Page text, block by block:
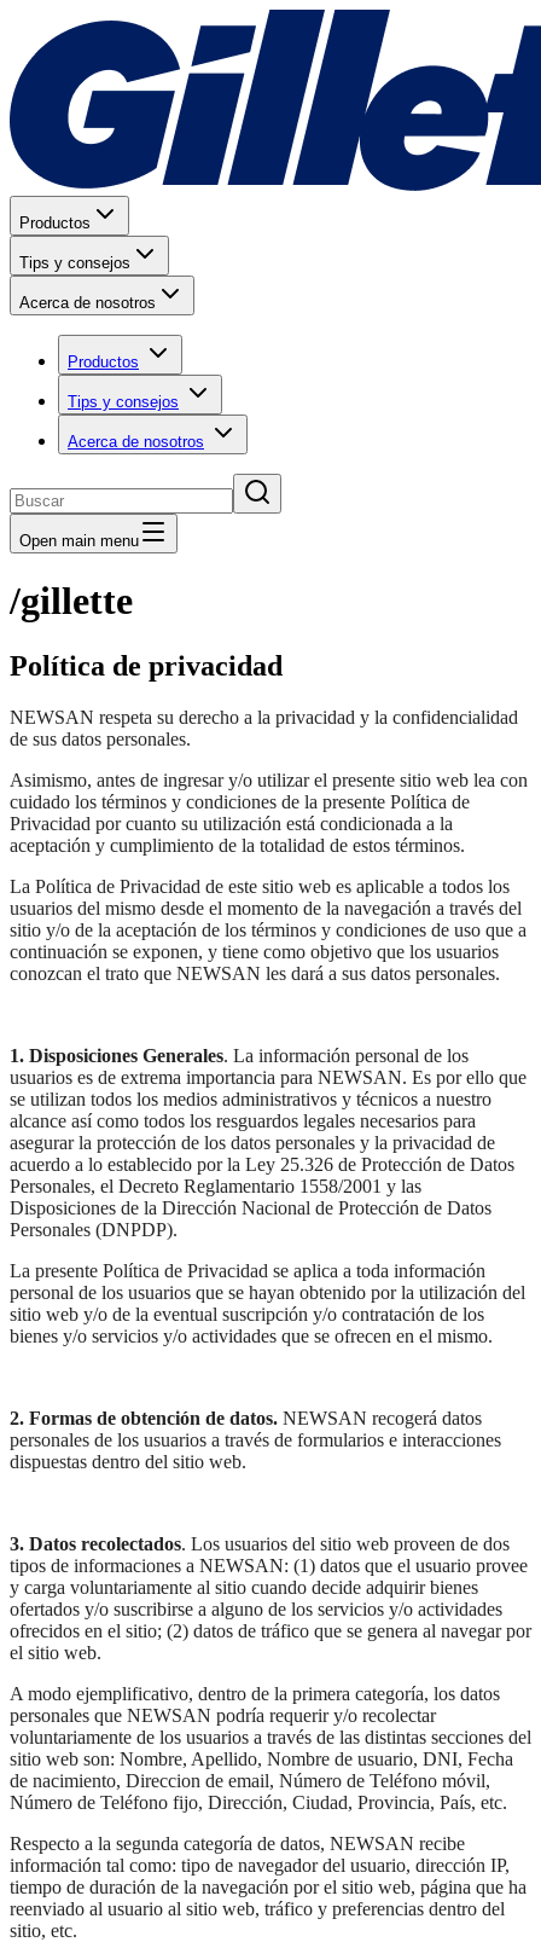
Productos
Tips y consejos
Acerca de nosotros
Productos
Tips y consejos
Acerca de nosotros
Open main menu
/gillette
Política de privacidad
NEWSAN respeta su derecho a la privacidad y la confidencialidad
de sus datos personales.
Asimismo, antes de ingresar y/o utilizar el presente sitio web lea con
cuidado los términos y condiciones de la presente Política de
Privacidad por cuanto su utilización está condicionada a la
aceptación y cumplimiento de la totalidad de estos términos.
La Política de Privacidad de este sitio web es aplicable a todos los
usuarios del mismo desde el momento de la navegación a través del
sitio y/o de la aceptación de los términos y condiciones de uso que a
continuación se exponen, y tiene como objetivo que los usuarios
conozcan el trato que NEWSAN les dará a sus datos personales.
1. Disposiciones Generales. La información personal de los
usuarios es de extrema importancia para NEWSAN. Es por ello que
se utilizan todos los medios administrativos y técnicos a nuestro
alcance así como todos los resguardos legales necesarios para
asegurar la protección de los datos personales y la privacidad de
acuerdo a lo establecido por la Ley 25.326 de Protección de Datos
Personales, el Decreto Reglamentario 1558/2001 y las
Disposiciones de la Dirección Nacional de Protección de Datos
Personales (DNPDP).
La presente Política de Privacidad se aplica a toda información
personal de los usuarios que se hayan obtenido por la utilización del
sitio web y/o de la eventual suscripción y/o contratación de los
bienes y/o servicios y/o actividades que se ofrecen en el mismo.
2. Formas de obtención de datos. NEWSAN recogerá datos
personales de los usuarios a través de formularios e interacciones
dispuestas dentro del sitio web.
3. Datos recolectados. Los usuarios del sitio web proveen de dos
tipos de informaciones a NEWSAN: (1) datos que el usuario provee
y carga voluntariamente al sitio cuando decide adquirir bienes
ofertados y/o suscribirse a alguno de los servicios y/o actividades
ofrecidos en el sitio; (2) datos de tráfico que se genera al navegar por
el sitio web.
A modo ejemplificativo, dentro de la primera categoría, los datos
personales que NEWSAN podría requerir y/o recolectar
voluntariamente de los usuarios a través de las distintas secciones del
sitio web son: Nombre, Apellido, Nombre de usuario, DNI, Fecha
de nacimiento, Direccion de email, Número de Teléfono móvil,
Número de Teléfono fijo, Dirección, Ciudad, Provincia, País, etc.
Respecto a la segunda categoría de datos, NEWSAN recibe
información tal como: tipo de navegador del usuario, dirección IP,
tiempo de duración de la navegación por el sitio web, página que ha
reenviado al usuario al sitio web, tráfico y preferencias dentro del
sitio, etc.